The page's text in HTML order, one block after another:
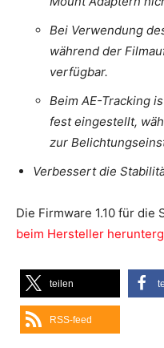
Bei Verwendung
während der
verfügbar.
Beim AE-Tracking
fest eingestellt,
zur
Verbessert die
Die Firmware 1.10 für die
beim Hersteller
teilen
RSS-feed